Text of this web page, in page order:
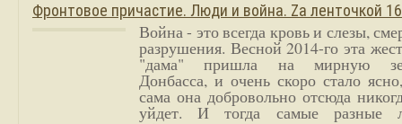
Фронтовое причастие. Люди и война. Zа ленточкой
Война - это всегда кровь и слезы,
разрушения. Весной 2014-го эта
"дама" пришла на мирную
Донбасса, и очень скоро стало
сама она добровольно отсюда
уйдет. И тогда самые разные